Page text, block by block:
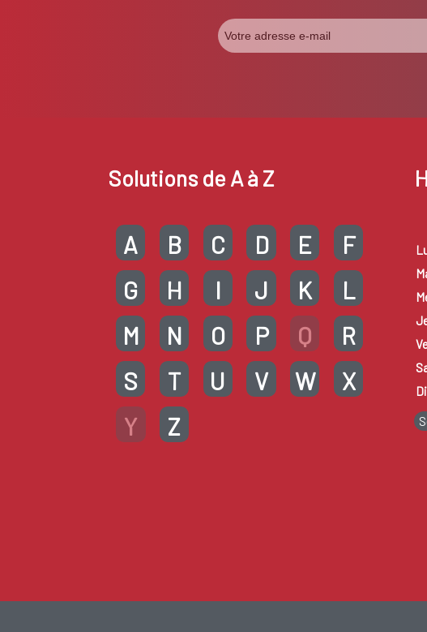
Solutions de A à Z
A B C D E
F
G
H I J K
L
M
N O P Q
R
S
T U V W
X
Y
Z